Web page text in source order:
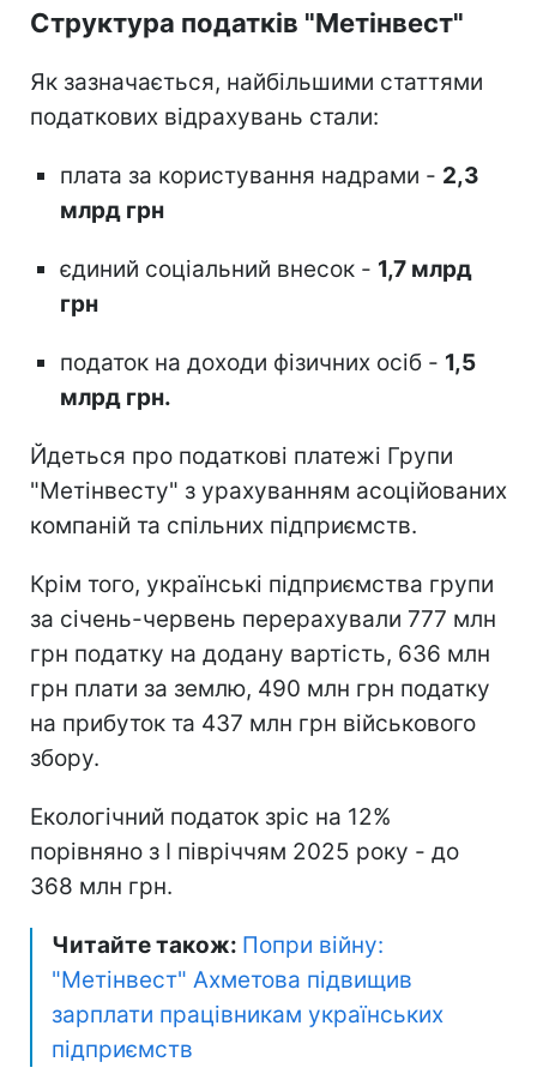
Структура податків "Метінвест"
Як зазначається, найбільшими статтями
податкових відрахувань стали:
плата за користування надрами - 2,3
млрд грн
єдиний соціальний внесок - 1,7 млрд
грн
податок на доходи фізичних осіб - 1,5
млрд грн.
Йдеться про податкові платежі Групи
"Метінвесту" з урахуванням асоційованих
компаній та спільних підприємств.
Крім того, українські підприємства групи
за січень-червень перерахували 777 млн
грн податку на додану вартість, 636 млн
грн плати за землю, 490 млн грн податку
на прибуток та 437 млн грн військового
збору.
Екологічний податок зріс на 12%
порівняно з I півріччям 2025 року - до
368 млн грн.
Читайте також: Попри війну:
"Метінвест" Ахметова підвищив
зарплати працівникам українських
підприємств